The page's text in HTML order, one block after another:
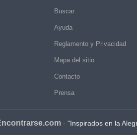
Buscar
Ayuda
Reglamento y Privacidad
Mapa del sitio
Contacto
Prensa
- "Inspirados en la